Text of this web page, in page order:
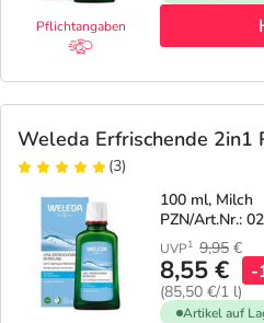
Pflichtangaben
Weleda Erfrischende 2in1
(3)
100 ml, Milch
PZN/Art.Nr.:
UVP1 9,95 €
8,55 €
(85,50 €/1 l)
-
Artikel auf